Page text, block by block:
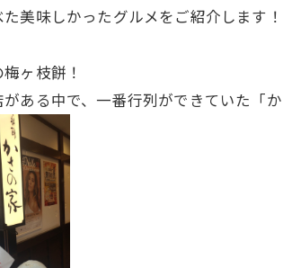
美味しかったグルメをご紹介します！
ヶ枝餅！
ある中で、一番行列ができていた「